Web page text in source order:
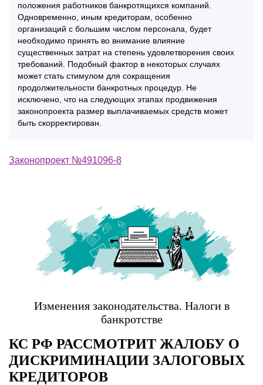
положения работников банкротящихся компаний.
Одновременно, иным кредиторам, особенно
организаций с большим числом персонала, будет
необходимо принять во внимание влияние
существенных затрат на степень удовлетворения своих
требований. Подобный фактор в некоторых случаях
может стать стимулом для сокращения
продолжительности банкротных процедур. Не
исключено, что на следующих этапах продвижения
законопроекта размер выплачиваемых средств может
быть скорректирован.
Законопроект №491096-8
Изменения законодательства. Налоги в
банкротстве
КС РФ РАССМОТРИТ ЖАЛОБУ О
ДИСКРИМИНАЦИИ ЗАЛОГОВЫХ
КРЕДИТОРОВ